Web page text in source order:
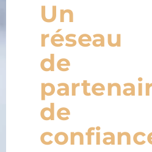
Un
réseau
de
de